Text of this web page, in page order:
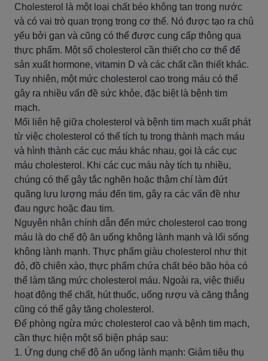
Cholesterol là một loại chất béo không tan trong nước
và có vai trò quan trọng trong cơ thể. Nó được tạo ra chủ
yếu bởi gan và cũng có thể được cung cấp thông qua
thực phẩm. Một số cholesterol cần thiết cho cơ thể để
sản xuất hormone, vitamin D và các chất cần thiết khác.
Tuy nhiên, một mức cholesterol cao trong máu có thể
gây ra nhiều vấn đề sức khỏe, đặc biệt là bệnh tim
mạch.
Mối liên hệ giữa cholesterol và bệnh tim mạch xuất phát
từ việc cholesterol có thể tích tụ trong thành mạch máu
và hình thành các cục máu khác nhau, gọi là các cục
máu cholesterol. Khi các cục máu này tích tụ nhiều,
chúng có thể gây tắc nghẽn hoặc thậm chí làm đứt
quãng lưu lượng máu đến tim, gây ra các vấn đề như
đau ngực hoặc đau tim.
Nguyên nhân chính dẫn đến mức cholesterol cao trong
máu là do chế độ ăn uống không lành mạnh và lối sống
không lành mạnh. Thực phẩm giàu cholesterol như thịt
đỏ, đồ chiên xào, thực phẩm chứa chất béo bão hòa có
thể làm tăng mức cholesterol máu. Ngoài ra, việc thiếu
hoạt động thể chất, hút thuốc, uống rượu và căng thẳng
cũng có thể gây tăng cholesterol.
Để phòng ngừa mức cholesterol cao và bệnh tim mạch,
cần thực hiện một số biện pháp sau:
1. Ứng dụng chế độ ăn uống lành mạnh: Giảm tiêu thụ